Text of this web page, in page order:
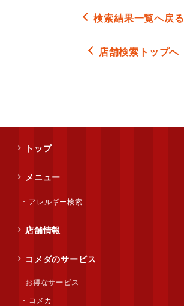
検索結果一覧へ戻る
店舗検索トップへ
トップ
メニュー
アレルギー検索
店舗情報
コメダのサービス
お得なサービス
コメカ